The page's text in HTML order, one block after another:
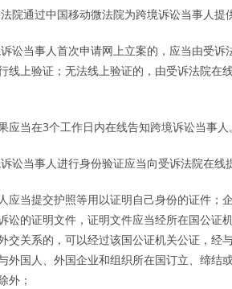
院通过中国移动微法院为跨境诉讼当事人提
讼当事人首次申请网上立案的，应当由受
线上验证；无法线上验证的，由受诉法院在
应当在3个工作日内在线告知跨境诉讼当事人。
讼当事人进行身份验证应当向受诉法院在线
人应当提交护照等用以证明自己身份的证件
讼的证明文件，证明文件应当经所在国公证
交关系的，可以经过该国公证机关公证，
外国人、外国企业和组织所在国订立、缔结
外；